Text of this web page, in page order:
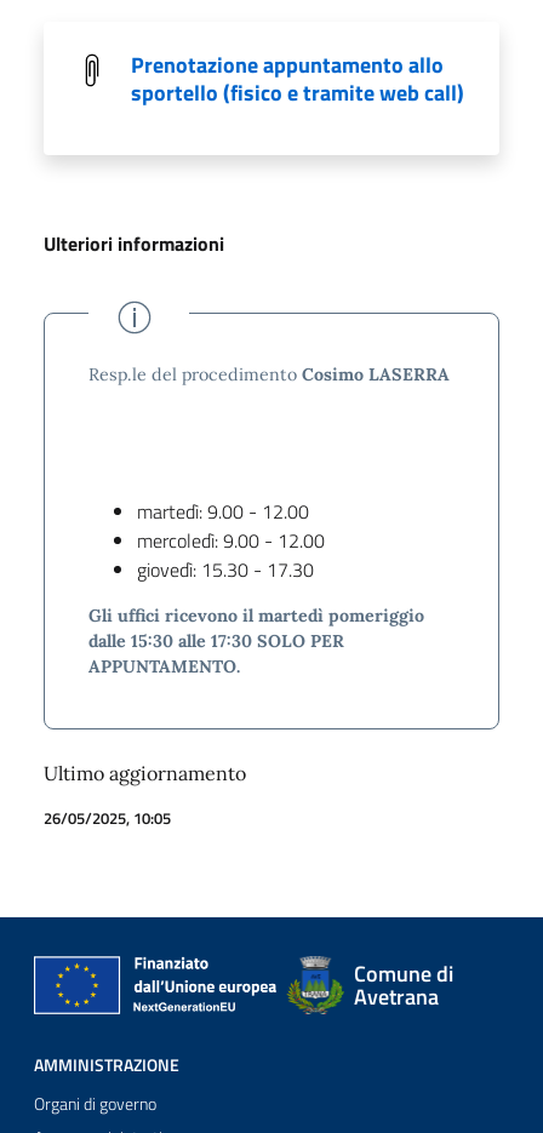
Prenotazione appuntamento allo
sportello (fisico e tramite web call)
Ulteriori informazioni
Resp.le del procedimento Cosimo LASERRA
martedì: 9.00 - 12.00
mercoledì: 9.00 - 12.00
giovedì: 15.30 - 17.30
Gli uffici ricevono il martedì pomeriggio
dalle 15:30 alle 17:30 SOLO PER
APPUNTAMENTO.
Ultimo aggiornamento
26/05/2025, 10:05
Comune di
Avetrana
AMMINISTRAZIONE
Organi di governo